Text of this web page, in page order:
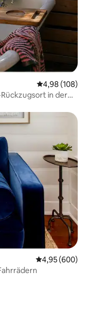
4,98 (108)
in der
4,95 (600)